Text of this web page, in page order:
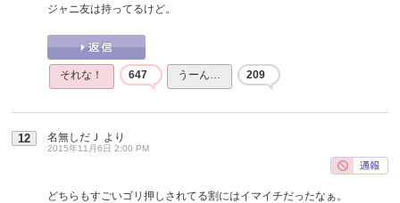
ジャニ友は持ってるけど。
それな！ 647 うーん… 209
12 名無しだＪ より
2015年11月6日 2:00 PM
どちらもすごいゴリ押しされてる割にはイマイチだったなぁ。